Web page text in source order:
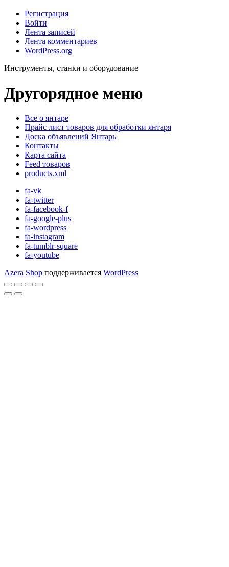
Регистрация
Войти
Лента записей
Лента комментариев
WordPress.org
Инструменты, станки и оборудование
Другорядное меню
Все о янтаре
Прайс лист товаров для обработки янтаря
Доска объявлений Янтарь
Контакты
Карта сайта
Feed товаров
products.xml
fa-vk
fa-twitter
fa-facebook-f
fa-google-plus
fa-wordpress
fa-instagram
fa-tumblr-square
fa-youtube
Azera Shop поддерживается WordPress